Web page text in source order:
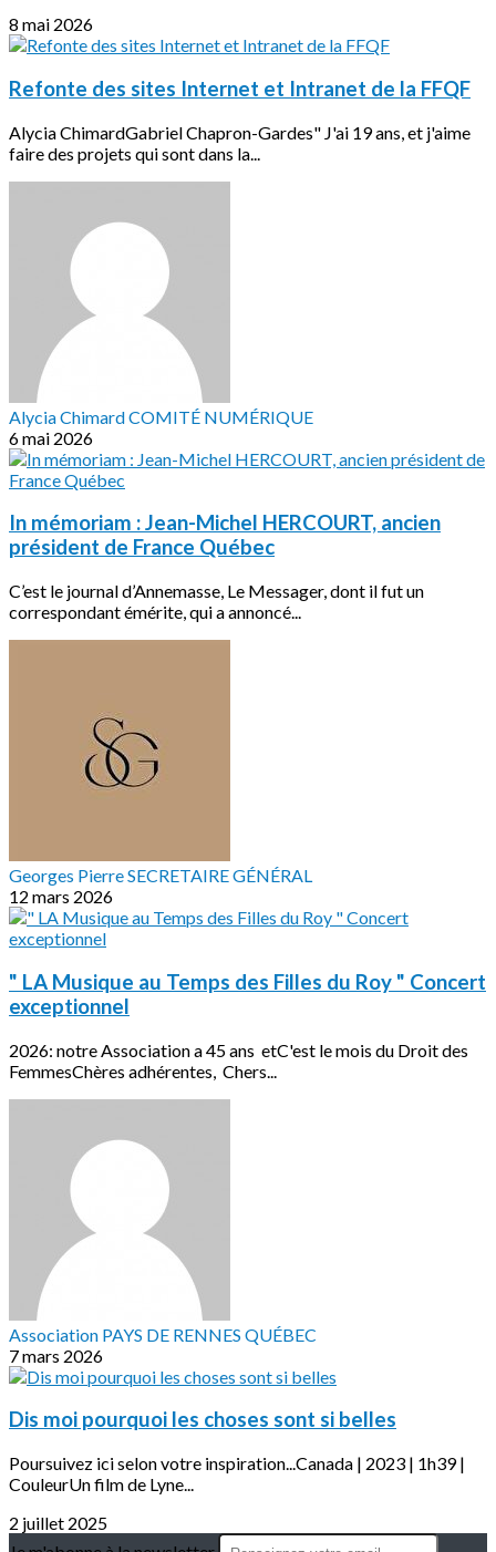
8 mai 2026
Refonte des sites Internet et Intranet de la FFQF
Alycia ChimardGabriel Chapron-Gardes" J'ai 19 ans, et j'aime
faire des projets qui sont dans la...
Alycia Chimard COMITÉ NUMÉRIQUE
6 mai 2026
In mémoriam : Jean-Michel HERCOURT, ancien
président de France Québec
C’est le journal d’Annemasse, Le Messager, dont il fut un
correspondant émérite, qui a annoncé...
Georges Pierre SECRETAIRE GÉNÉRAL
12 mars 2026
" LA Musique au Temps des Filles du Roy " Concert
exceptionnel
2026: notre Association a 45 ans etC'est le mois du Droit des
FemmesChères adhérentes, Chers...
Association PAYS DE RENNES QUÉBEC
7 mars 2026
Dis moi pourquoi les choses sont si belles
Poursuivez ici selon votre inspiration...Canada | 2023 | 1h39 |
CouleurUn film de Lyne...
2 juillet 2025